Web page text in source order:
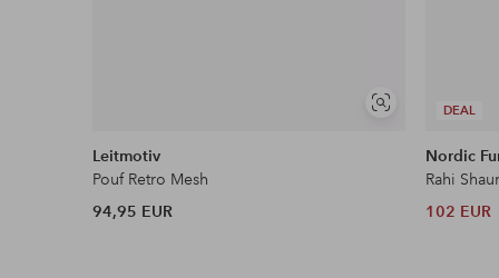
Näytä
Leitmotiv
Pouf Retro Mesh
94,95 EUR
DEAL
Nordic
Rahi
102 EUR